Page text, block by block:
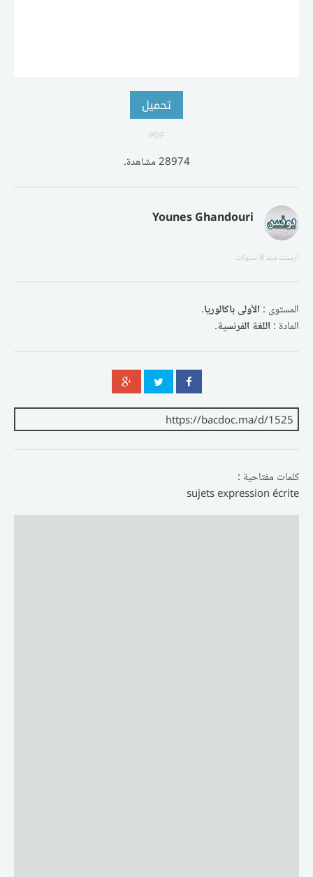
تحميل
PDF
28974 مشاهدة.
Younes Ghandouri
أرسلت منذ 8 سنوات .
المستوى : الأولى باكالوريا.
المادة : اللغة الفرنسية.
كلمات مفتاحية :
sujets expression écrite